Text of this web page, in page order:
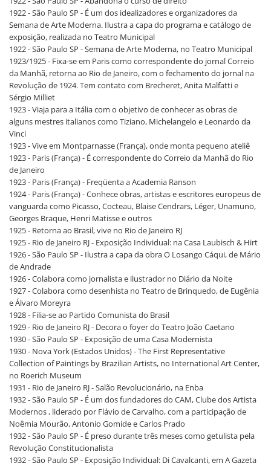
1922 - São Paulo SP - É um dos idealizadores e organizadores da
Semana de Arte Moderna. Ilustra a capa do programa e catálogo de
exposição, realizada no Teatro Municipal
1922 - São Paulo SP - Semana de Arte Moderna, no Teatro Municipal
1923/1925 - Fixa-se em Paris como correspondente do jornal Correio
da Manhã, retorna ao Rio de Janeiro, com o fechamento do jornal na
Revolução de 1924. Tem contato com Brecheret, Anita Malfatti e
Sérgio Milliet
1923 - Viaja para a Itália com o objetivo de conhecer as obras de
alguns mestres italianos como Tiziano, Michelangelo e Leonardo da
Vinci
1923 - Vive em Montparnasse (França), onde monta pequeno ateliê
1923 - Paris (França) - É correspondente do Correio da Manhã do Rio
de Janeiro
1923 - Paris (França) - Freqüenta a Academia Ranson
1924 - Paris (França) - Conhece obras, artistas e escritores europeus de
vanguarda como Picasso, Cocteau, Blaise Cendrars, Léger, Unamuno,
Georges Braque, Henri Matisse e outros
1925 - Retorna ao Brasil, vive no Rio de Janeiro RJ
1925 - Rio de Janeiro RJ - Exposição Individual: na Casa Laubisch & Hirt
1926 - São Paulo SP - Ilustra a capa da obra O Losango Cáqui, de Mário
de Andrade
1926 - Colabora como jornalista e ilustrador no Diário da Noite
1927 - Colabora como desenhista no Teatro de Brinquedo, de Eugênia
e Álvaro Moreyra
1928 - Filia-se ao Partido Comunista do Brasil
1929 - Rio de Janeiro RJ - Decora o foyer do Teatro João Caetano
1930 - São Paulo SP - Exposição de uma Casa Modernista
1930 - Nova York (Estados Unidos) - The First Representative
Collection of Paintings by Brazilian Artists, no International Art Center,
no Roerich Museum
1931 - Rio de Janeiro RJ - Salão Revolucionário, na Enba
1932 - São Paulo SP - É um dos fundadores do CAM, Clube dos Artista
Modernos , liderado por Flávio de Carvalho, com a participação de
Noêmia Mourão, Antonio Gomide e Carlos Prado
1932 - São Paulo SP - É preso durante três meses como getulista pela
Revolução Constitucionalista
1932 - São Paulo SP - Exposição Individual: Di Cavalcanti, em A Gazeta